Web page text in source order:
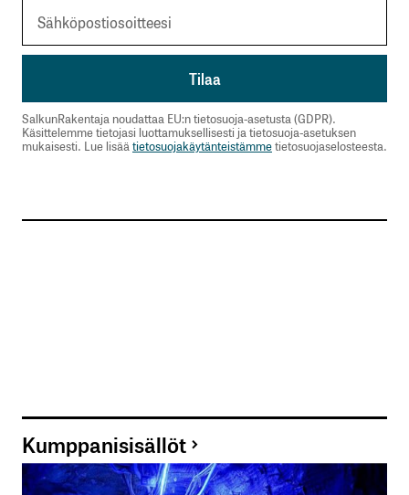
SalkunRakentaja noudattaa EU:n tietosuoja-asetusta (GDPR).
Käsittelemme tietojasi luottamuksellisesti ja tietosuoja-asetuksen
mukaisesti. Lue lisää tietosuojakäytänteistämmetietosuojaselosteesta.
Kumppanisisällöt